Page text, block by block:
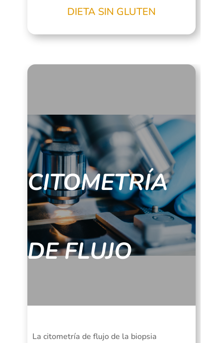
DIETA SIN GLUTEN
CITOMETRÍA
DE FLUJO
La citometría de flujo de la biopsia